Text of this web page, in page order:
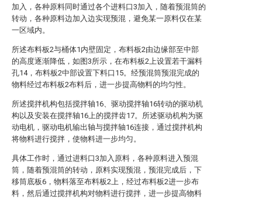
加入，各种原料同时通过各个进料口3加入，随着预混筒的
转动，各种原料边加入边实现预混，避免某一原料仅在某
一区域内。
所述布料板2与桶体1内壁固定，布料板2由边缘部至中部
的高度逐渐降低，如图3所示，在布料板2上设置若干漏料
孔14，布料板2中部设置下料口15。经预混筒预混完成的
物料经过布料板2布料后，进一步提高物料的均匀性。
所述搅拌机构包括搅拌轴16、驱动搅拌轴16转动的驱动机
构以及安装在搅拌轴16上的搅拌齿17。所述驱动机构为驱
动电机，驱动电机输出轴与搅拌轴16连接，通过搅拌机构
将物料进行搅拌，使物料进一步均匀。
具体工作时，通过进料口3加入原料，各种原料进入预混
筒，随着预混筒的转动，原料实现预混，预混完成后，下
移筒底板6，物料落至布料板2上，经过布料板2进一步布
料，然后通过搅拌机构对物料进行搅拌，进一步提高物料